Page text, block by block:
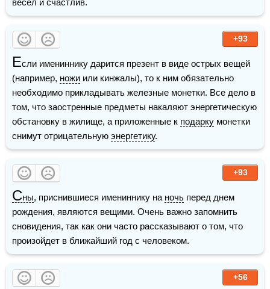
+93
Если имениннику дарится презент в виде острых вещей
(например, ножи или кинжалы), то к ним обязательно
необходимо прикладывать железные монетки. Все дело в
том, что заостренные предметы накаляют энергетическую
обстановку в жилище, а приложенные к подарку монетки
снимут отрицательную энергетику.
+93
Сны, приснившиеся имениннику на ночь перед днем
рождения, являются вещими. Очень важно запомнить
сновидения, так как они часто рассказывают о том, что
произойдет в ближайший год с человеком.
+56